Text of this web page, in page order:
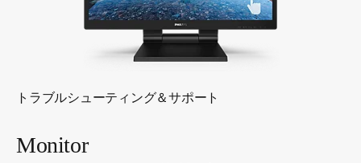
トラブルシューティング＆サポート
Monitor